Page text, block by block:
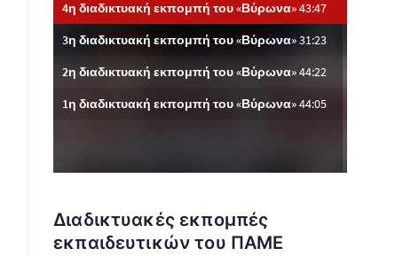
Διαδικτυακές εκπομπές
εκπαιδευτικών του ΠΑΜΕ